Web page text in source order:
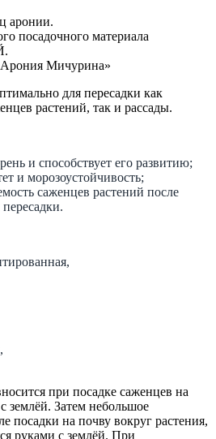
аронии.
посадочного материала
Мичурина»
для пересадки как
растений, так и рассады.
и способствует его развитию;
и морозоустойчивость;
саженцев растений после
при посадке саженцев на
землёй. Затем небольшое
посадки на почву вокруг растения,
руками с землёй. При